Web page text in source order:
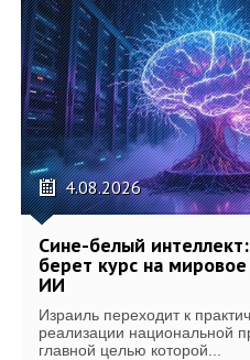
4.08.2026
Сине-белый
берет курс на
ИИ
Израиль переходит к
реализации национальной
главной целью которой...